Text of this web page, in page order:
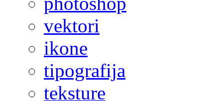
vektori
ikone
tipografija
teksture